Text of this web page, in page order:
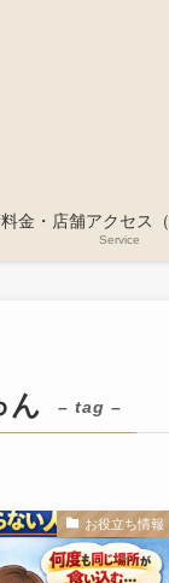
金・店舗アクセス（
Service
ん – tag –
お役立ち情報